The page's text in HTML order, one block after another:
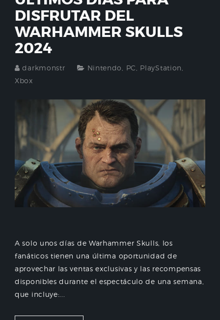
DISFRUTAR DEL
WARHAMMER SKULLS
2024
darkmonstr Nintendo PC PlayStation
Xbox
A solo unos días de Warhammer Skulls, los
fanáticos tienen una última oportunidad de
aprovechar las ventas exclusivas y las recompensas
disponibles durante el espectáculo de una semana,
que incluye:...